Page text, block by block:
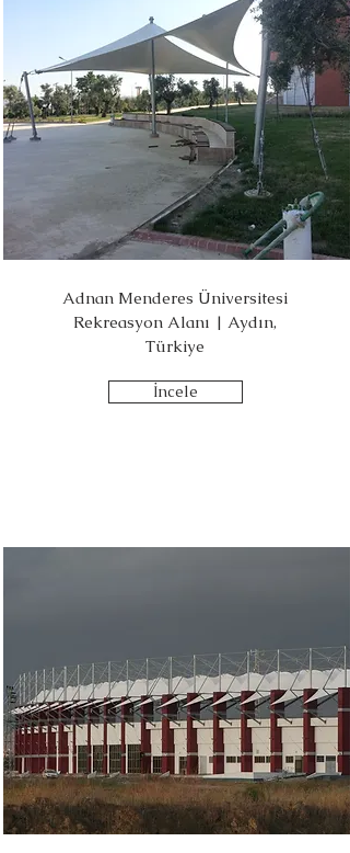
Adnan Menderes Üniversitesi
Rekreasyon Alanı | Aydın,
Türkiye
İncele